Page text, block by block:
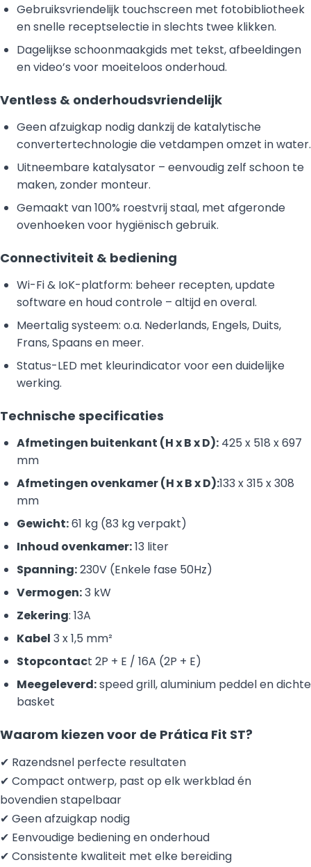
Gebruiksvriendelijk touchscreen met fotobibliotheek
en snelle receptselectie in slechts twee klikken.
Dagelijkse schoonmaakgids met tekst, afbeeldingen
en video’s voor moeiteloos onderhoud.
Ventless & onderhoudsvriendelijk
Geen afzuigkap nodig dankzij de katalytische
convertertechnologie die vetdampen omzet in water.
Uitneembare katalysator – eenvoudig zelf schoon te
maken, zonder monteur.
Gemaakt van 100% roestvrij staal, met afgeronde
ovenhoeken voor hygiënisch gebruik.
Connectiviteit & bediening
Wi-Fi & IoK-platform: beheer recepten, update
software en houd controle – altijd en overal.
Meertalig systeem: o.a. Nederlands, Engels, Duits,
Frans, Spaans en meer.
Status-LED met kleurindicator voor een duidelijke
werking.
Technische specificaties
Afmetingen buitenkant (H x B x D): 425 x 518 x 697
mm
Afmetingen ovenkamer (H x B x D):133 x 315 x 308
mm
Gewicht:61 kg (83 kg verpakt)
Inhoud ovenkamer:13 liter
Spanning:230V (Enkele fase 50Hz)
Vermogen:3 kW
Zekering: 13A
Kabel 3 x 1,5 mm²
Stopcontact 2P + E / 16A (2P + E)
Meegeleverd:speed grill, aluminium peddel en dichte
basket
Waarom kiezen voor de Prática Fit ST?
✔ Razendsnel perfecte resultaten
✔ Compact ontwerp, past op elk werkblad én
bovendien stapelbaar
✔ Geen afzuigkap nodig
✔ Eenvoudige bediening en onderhoud
✔ Consistente kwaliteit met elke bereiding